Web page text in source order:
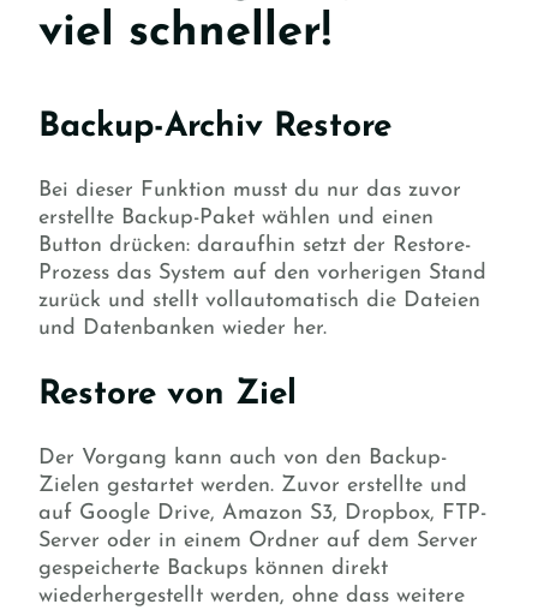
viel schneller!
Backup-Archiv Restore
Bei dieser Funktion musst du nur das zuvor
erstellte Backup-Paket wählen und einen
Button drücken: daraufhin setzt der Restore-
Prozess das System auf den vorherigen Stand
zurück und stellt vollautomatisch die Dateien
und Datenbanken wieder her.
Restore von Ziel
Der Vorgang kann auch von den Backup-
Zielen gestartet werden. Zuvor erstellte und
auf Google Drive, Amazon S3, Dropbox, FTP-
Server oder in einem Ordner auf dem Server
gespeicherte Backups können direkt
wiederhergestellt werden, ohne dass weitere